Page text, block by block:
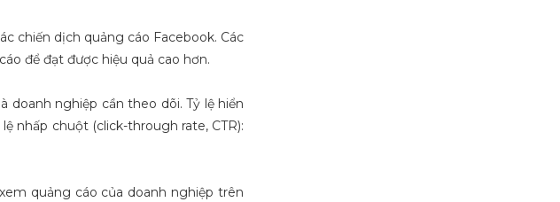
chiến dịch quảng cáo Facebook. Các
để đạt được hiệu quả cao hơn.
doanh nghiệp cần theo dõi. Tỷ lệ hiển
nhấp chuột (click-through rate, CTR):
quảng cáo của doanh nghiệp trên